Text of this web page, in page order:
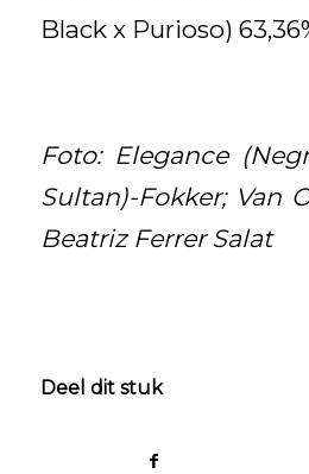
Black x Purioso)
Foto: Elegance
Sultan)-Fokker; Van
Beatriz Ferrer Salat
Deel dit stuk